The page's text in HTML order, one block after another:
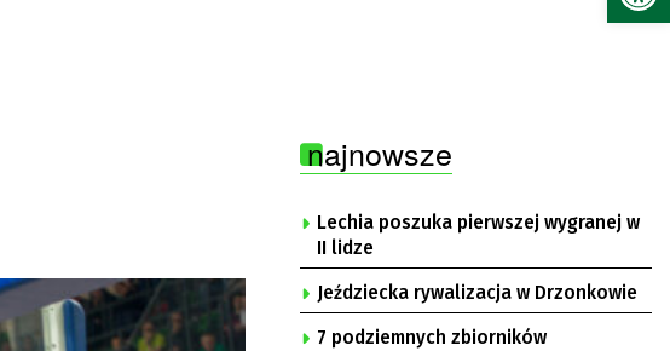
najnowsze
Lechia poszuka pierwszej wygranej w
II lidze
Jeździecka rywalizacja w Drzonkowie
7 podziemnych zbiorników